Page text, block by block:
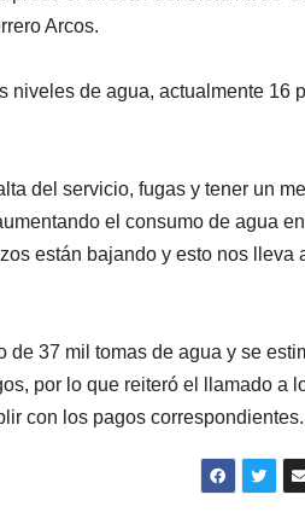
Arcos.
niveles de agua, actualmente 16
del servicio, fugas y tener un
el consumo de agua
están bajando y esto nos lleva
37 mil tomas de agua y se
por lo que reiteró el llamado a
con los pagos correspondientes.